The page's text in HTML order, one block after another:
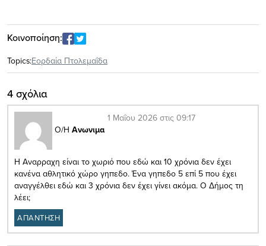
Κοινοποίηση:
Topics:Εορδαία Πτολεμαΐδα
4 σχόλια
Ο/Η Ανωνιμα
1 Μαΐου 2026 στις 09:17
Η Αναρραχη είναι το χωριό που εδώ και 10 χρόνια δεν έχει
κανένα αθλητικό χώρο γηπεδο. Ένα γηπεδο 5 επί 5 που έχει
αναγγέλθει εδώ και 3 χρόνια δεν έχει γίνει ακόμα. Ο Δήμος τη
λέει;
ΑΠΑΝΤΗΣΗ